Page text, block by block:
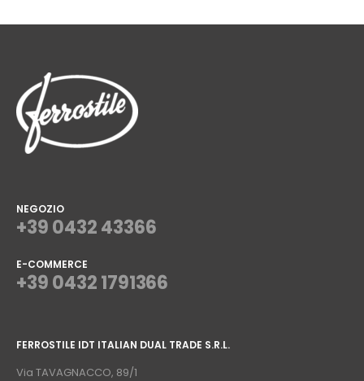
NEGOZIO
+39 0432 43366
E-COMMERCE
+39 0432 1791366
FERROSTILE IDT ITALIAN DUAL TRADE S.R.L.
Via TAVAGNACCO, 89/1